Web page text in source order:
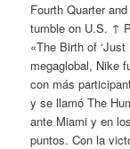
Fourth Quarter
tumble on U.S. ↑
«The Birth of
megaglobal, Nike
con más
y se llamó The
ante Miami y en
puntos. Con la